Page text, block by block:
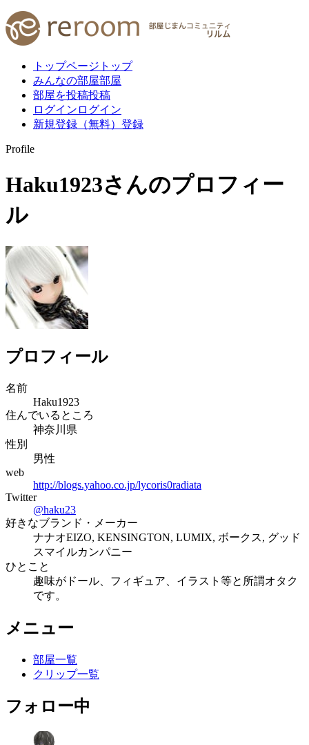
トップページ トップ
みんなの部屋部屋
部屋を投稿投稿
ログイン ログイン
新規登録（無料） 登録
Profile
Haku1923さんのプロフィー
ル
プロフィール
名前
Haku1923
住んでいるところ
神奈川県
性別
男性
web
http://blogs.yahoo.co.jp/lycoris0radiata
Twitter
@haku23
好きなブランド・メーカー
ナナオEIZO, KENSINGTON, LUMIX, ボークス, グッド
スマイルカンパニー
ひとこと
趣味がドール、フィギュア、イラスト等と所謂オタク
です。
メニュー
部屋一覧
クリップ一覧
フォロー中